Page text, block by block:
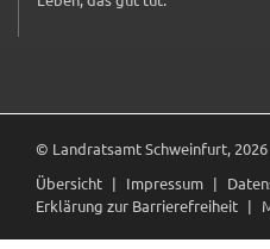
(externer Link, öffnet in neuem
© Landratsamt Schweinfurt, 2026
Übersicht
Impressum
Erklärung zur Barrierefreiheit